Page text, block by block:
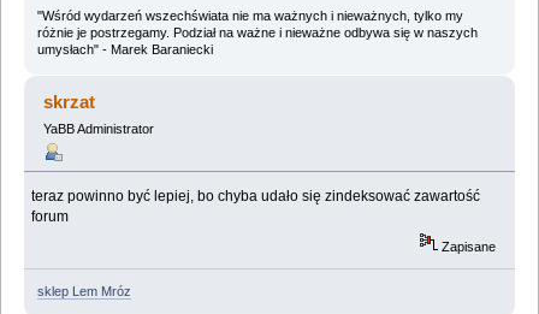
"Wśród wydarzeń wszechświata nie ma ważnych i nieważnych, tylko my
różnie je postrzegamy. Podział na ważne i nieważne odbywa się w naszych
umysłach" - Marek Baraniecki
skrzat
YaBB Administrator
teraz powinno być lepiej, bo chyba udało się zindeksować zawartość
forum
Zapisane
sklep Lem Mróz